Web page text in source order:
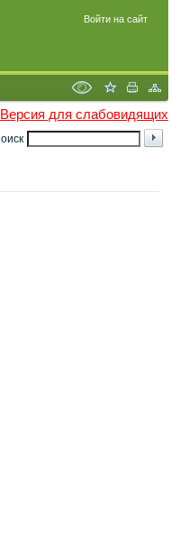
Войти на сайт
Версия для слабовидящих